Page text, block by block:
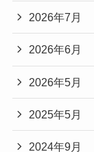
2026年7月
2026年6月
2026年5月
2025年5月
2024年9月